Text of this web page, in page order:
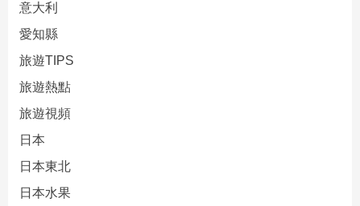
意大利
愛知縣
旅遊TIPS
旅遊熱點
旅遊視頻
日本
日本東北
日本水果